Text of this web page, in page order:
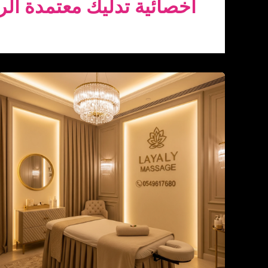
أخصائية تدليك معتمدة